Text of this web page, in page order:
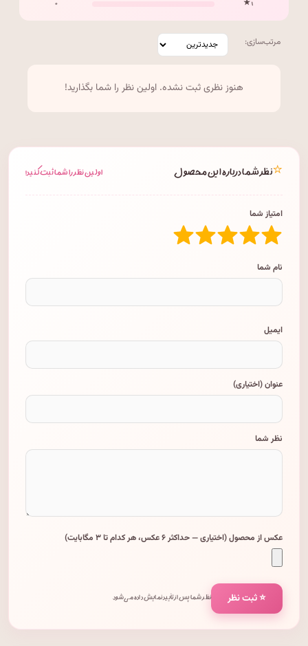
۱ ★ ۰
مرتب‌سازی:
هنوز نظری ثبت نشده. اولین نظر را شما بگذارید!
⭐نظر شما درباره این محصول اولین نظر را شما ثبت کنید!
امتیاز شما
نام شما
ایمیل
عنوان (اختیاری)
نظر شما
عکس از محصول (اختیاری — حداکثر ۶ عکس، هر کدام تا ۳ مگابایت)
⭐ ثبت نظر نظر شما پس از تأیید نمایش داده می‌شود.